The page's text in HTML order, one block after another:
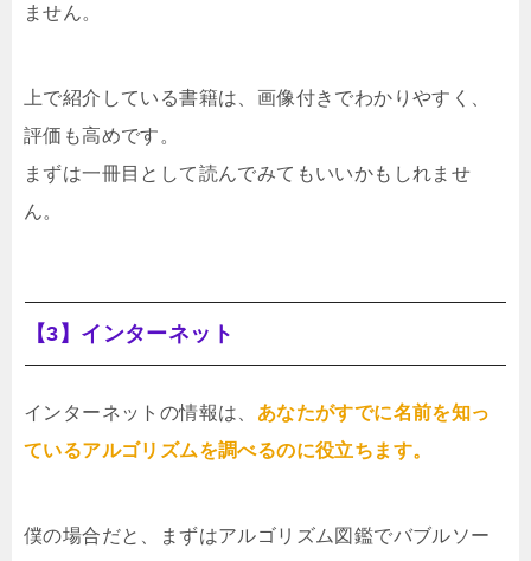
ません。
上で紹介している書籍は、画像付きでわかりやすく、
評価も高めです。
まずは一冊目として読んでみてもいいかもしれませ
ん。
【3】インターネット
インターネットの情報は、 あなたがすでに名前を知っ
ているアルゴリズムを調べるのに役立ちます。
僕の場合だと、まずはアルゴリズム図鑑でバブルソー